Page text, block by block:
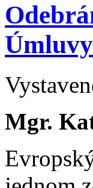
Úmluvy
Mgr.